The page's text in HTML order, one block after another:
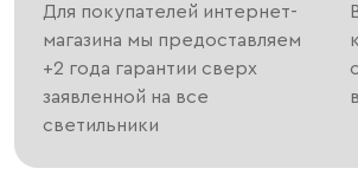
Для покупателей интернет-
магазина мы предоставляем
+2 года гарантии сверх
заявленной на все
светильники